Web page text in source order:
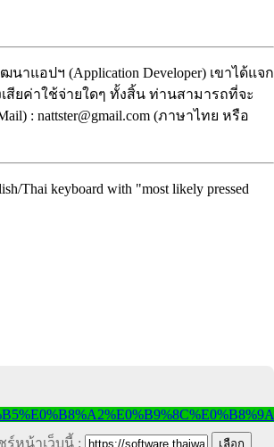
าแอปฯ (Application Developer) เขาได้แจก
สียค่าใช้จ่ายใดๆ ทั้งสิ้น ท่านสามารถที่จะ
: nattster@gmail.com (ภาษาไทย หรือ
Thai keyboard with "most likely pressed
ร์หน้าเว็บนี้ :